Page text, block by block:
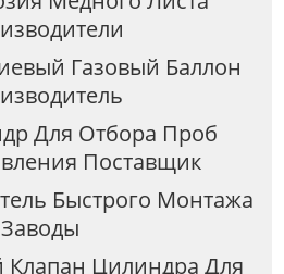
Газовый Баллон
Для Отбора Проб
Поставщик
Быстрого Монтажа
Заводы
Клапан Цилиндра Для